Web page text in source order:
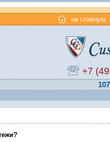
на главную
+7